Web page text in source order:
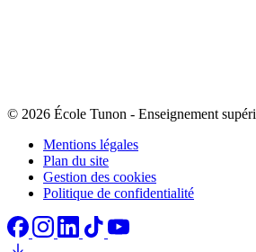
© 2026 École Tunon - Enseignement
Mentions légales
Plan du site
Gestion des cookies
Politique de confidentialité